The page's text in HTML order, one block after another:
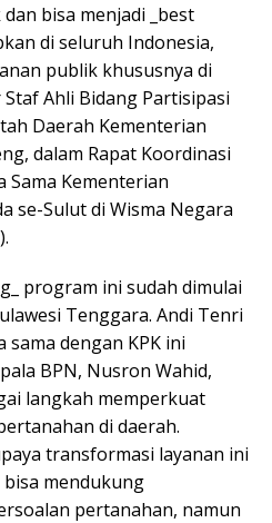
bisa menjadi _best
di seluruh Indonesia,
publik khususnya di
Ahli Bidang Partisipasi
Daerah Kementerian
dalam Rapat Koordinasi
Sama Kementerian
se-Sulut di Wisma Negara
program ini sudah dimulai
Tenggara. Andi Tenri
dengan KPK ini
BPN, Nusron Wahid,
langkah memperkuat
di daerah.
transformasi layanan ini
mendukung
pertanahan, namun